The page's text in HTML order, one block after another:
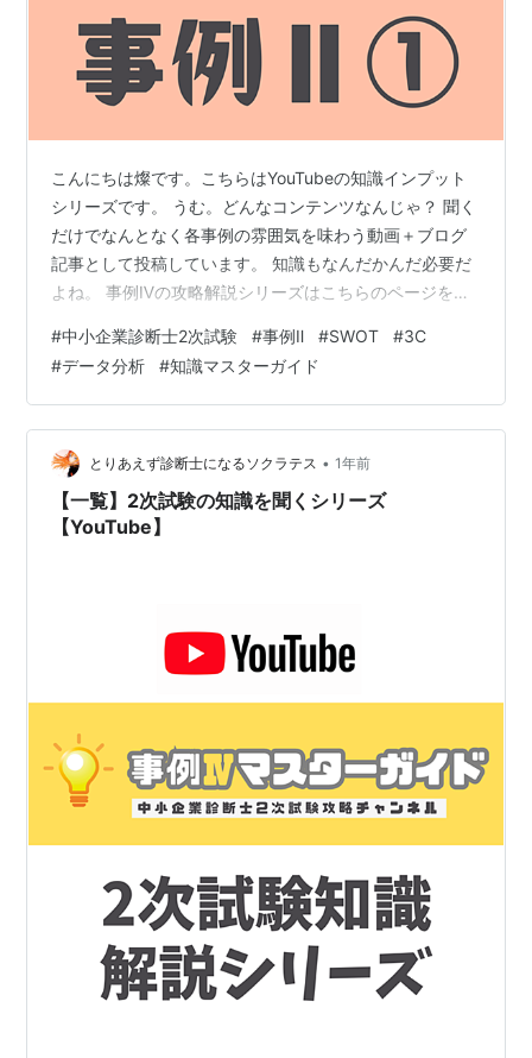
こんにちは燦です。こちらはYouTubeの知識インプット
シリーズです。 うむ。どんなコンテンツなんじゃ？ 聞く
だけでなんとなく各事例の雰囲気を味わう動画＋ブログ
記事として投稿しています。 知識もなんだかんだ必要だ
よね。 事例Ⅳの攻略解説シリーズはこちらのページをご
事例Ⅳの過去問解説シリーズはこちらのページをご確認
ください。【YouTube】事例Ⅳ 過去問解説シリーズ チャ
ンネル登録もよろしくね♪ ◆目次◆ 事例Ⅱの全体像を理解
しよう なぜマーケティングが重要なのか？ 1. 環境分析を
完全攻略！ 1-1. SWOT分析のポイント 1-2…
#中小企業診断士2次試験 #事例Ⅱ #SWOT #3C
#データ分析 #知識マスターガイド
とりあえず診断士になるソクラテス • 1年前
【一覧】2次試験の知識を聞くシリーズ
【YouTube】